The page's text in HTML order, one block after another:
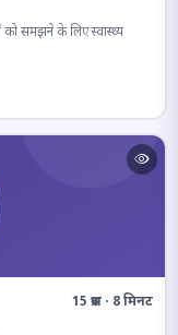
को समझने के लिए स्वास्थ्य
15 प्रश्न · 8 मिनट